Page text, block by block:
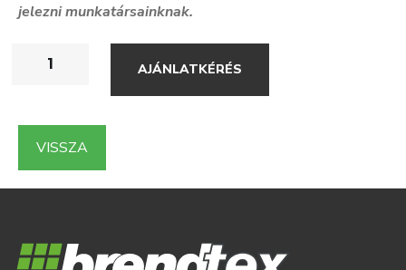
jelezni munkatársainknak.
AJÁNLATKÉRÉS
VISSZA